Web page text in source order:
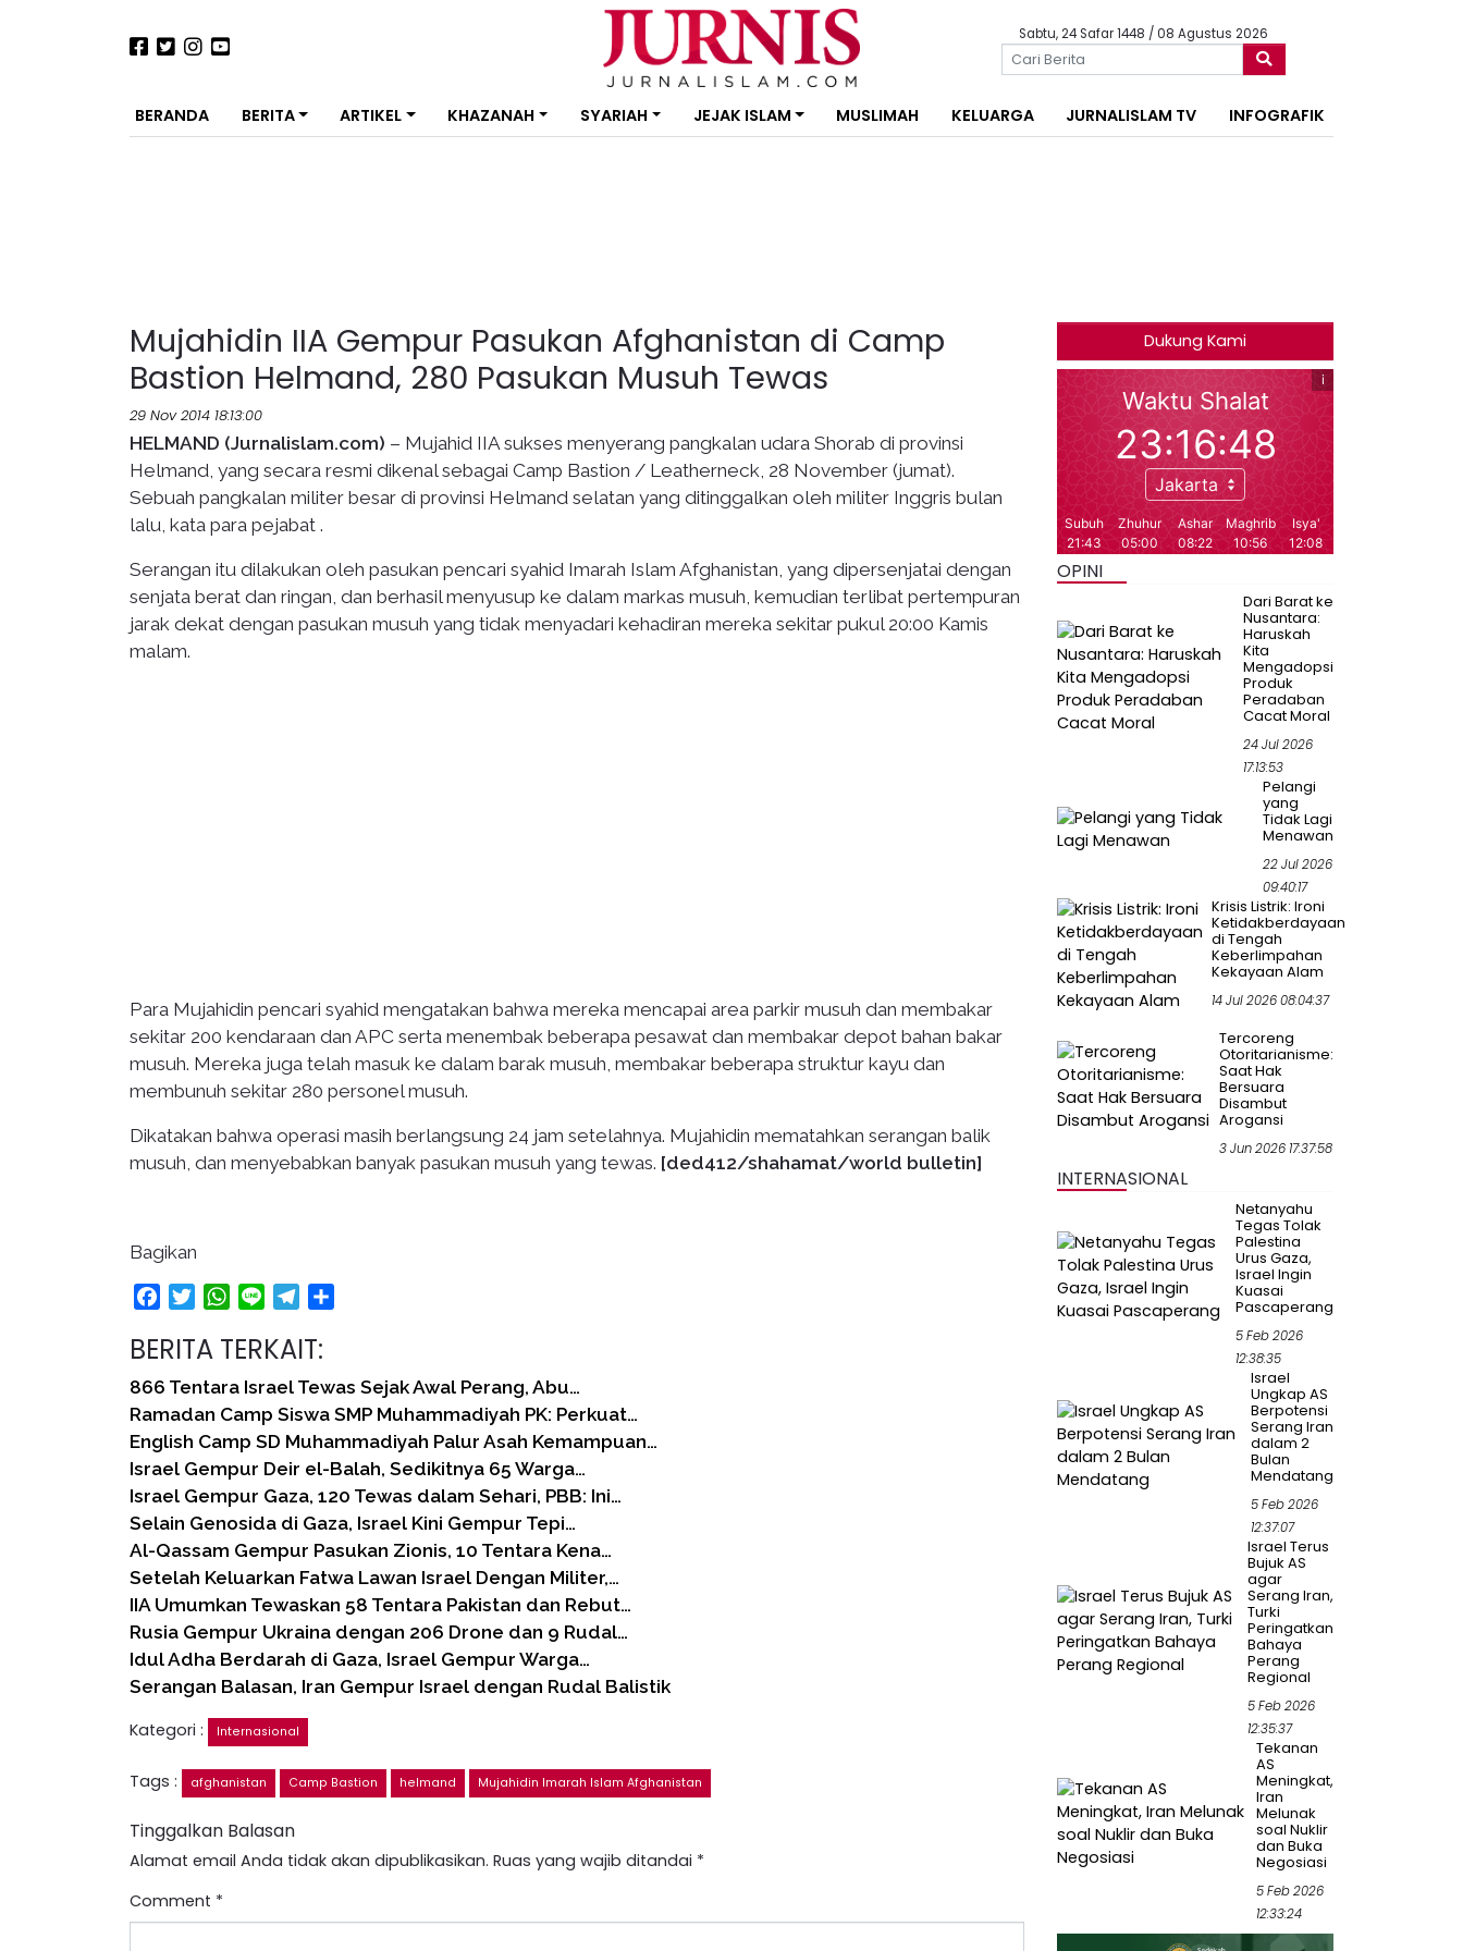
Sabtu, 24 Safar 1448 / 08 Agustus 2026
BERANDA BERITA ARTIKEL KHAZANAH SYARIAH JEJAK ISLAM MUSLIMAH KELUARGA JURNALISLAM TV INFOGRAFIK
Mujahidin IIA Gempur Pasukan Afghanistan di Camp
Bastion Helmand, 280 Pasukan Musuh Tewas
29 Nov 2014 18:13:00
HELMAND (Jurnalislam.com) – Mujahid IIA sukses menyerang pangkalan udara Shorab di provinsi
Helmand, yang secara resmi dikenal sebagai Camp Bastion / Leatherneck, 28 November (jumat).
Sebuah pangkalan militer besar di provinsi Helmand selatan yang ditinggalkan oleh militer Inggris bulan
lalu, kata para pejabat .
Serangan itu dilakukan oleh pasukan pencari syahid Imarah Islam Afghanistan, yang dipersenjatai dengan
senjata berat dan ringan, dan berhasil menyusup ke dalam markas musuh, kemudian terlibat pertempuran
jarak dekat dengan pasukan musuh yang tidak menyadari kehadiran mereka sekitar pukul 20:00 Kamis
malam.
Para Mujahidin pencari syahid mengatakan bahwa mereka mencapai area parkir musuh dan membakar
sekitar 200 kendaraan dan APC serta menembak beberapa pesawat dan membakar depot bahan bakar
musuh. Mereka juga telah masuk ke dalam barak musuh, membakar beberapa struktur kayu dan
membunuh sekitar 280 personel musuh.
Dikatakan bahwa operasi masih berlangsung 24 jam setelahnya. Mujahidin mematahkan serangan balik
musuh, dan menyebabkan banyak pasukan musuh yang tewas. [ded412/shahamat/world bulletin]
Bagikan
FacebookTwitterWhatsApp
Line Telegram
BERITA TERKAIT:
866 Tentara Israel Tewas Sejak Awal Perang, Abu…
Ramadan Camp Siswa SMP Muhammadiyah PK: Perkuat…
English Camp SD Muhammadiyah Palur Asah Kemampuan…
Israel Gempur Deir el-Balah, Sedikitnya 65 Warga…
Israel Gempur Gaza, 120 Tewas dalam Sehari, PBB: Ini…
Selain Genosida di Gaza, Israel Kini Gempur Tepi…
Al-Qassam Gempur Pasukan Zionis, 10 Tentara Kena…
Setelah Keluarkan Fatwa Lawan Israel Dengan Militer,…
IIA Umumkan Tewaskan 58 Tentara Pakistan dan Rebut…
Rusia Gempur Ukraina dengan 206 Drone dan 9 Rudal…
Idul Adha Berdarah di Gaza, Israel Gempur Warga…
Serangan Balasan, Iran Gempur Israel dengan Rudal Balistik
Kategori :
Internasional
Tags : afghanistan Camp Bastion helmand Mujahidin Imarah Islam Afghanistan
Tinggalkan Balasan
Alamat email Anda tidak akan dipublikasikan. Ruas yang wajib ditandai *
Comment *
Dukung Kami
OPINI
Dari Barat ke
Nusantara:
Haruskah
Kita
Mengadopsi
Produk
Peradaban
Cacat Moral
24 Jul 2026
17:13:53
Pelangi
yang
Tidak Lagi
Menawan
22 Jul 2026
09:40:17
Krisis Listrik: Ironi
Ketidakberdayaan
di Tengah
Keberlimpahan
Kekayaan Alam
14 Jul 2026 08:04:37
Tercoreng
Otoritarianisme:
Saat Hak
Bersuara
Disambut
Arogansi
3 Jun 2026 17:37:58
INTERNASIONAL
Netanyahu
Tegas Tolak
Palestina
Urus Gaza,
Israel Ingin
Kuasai
Pascaperang
5 Feb 2026
12:38:35
Israel
Ungkap AS
Berpotensi
Serang Iran
dalam 2
Bulan
Mendatang
5 Feb 2026
12:37:07
Israel Terus
Bujuk AS
agar
Serang Iran,
Turki
Peringatkan
Bahaya
Perang
Regional
5 Feb 2026
12:35:37
Tekanan
AS
Meningkat,
Iran
Melunak
soal Nuklir
dan Buka
Negosiasi
5 Feb 2026
12:33:24